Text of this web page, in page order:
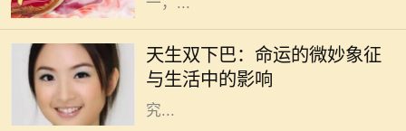
天生双下巴：命运的微妙象征
与生活中的影响
在我们的生活中，外貌常常是人们最
先注意到的特点之一。双下巴，作为
一种常见的面部特征，通常被视作审
美上的“瑕疵”。然而，天生双下巴
究...
在中国传统命理学中，数字常常承载